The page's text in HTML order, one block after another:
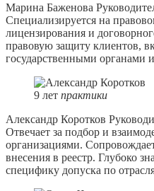
Марина Баженова
Специализируется на
лицензирования и
правовую защиту клиентов,
государственными органами
9 лет практики
Александр Коротков
Отвечает за подбор и
организациями.
внесения в реестр. Глубоко
специфику допуска по